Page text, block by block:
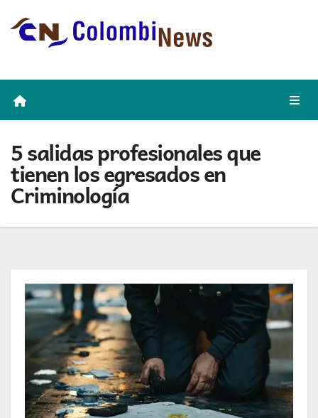
5 salidas profesionales que
tienen los egresados en
Criminología